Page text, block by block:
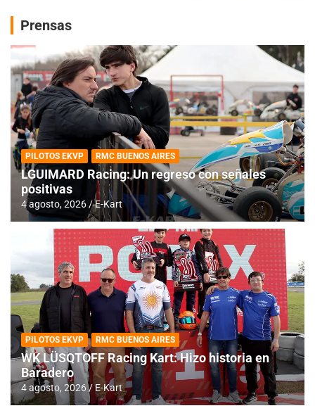
Prensas
PILOTOS EKVP RMC BUENOS AIRES
LGUIMARD Racing: Un regreso con señales
positivas
4 agosto, 2026 E-Kart
PILOTOS EKVP RMC BUENOS AIRES
WK LÜSQTOFF Racing Kart: Hizo historia en
Baradero
4 agosto, 2026 E-Kart